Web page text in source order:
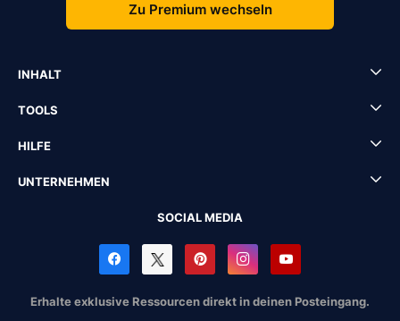
Zu Premium wechseln
INHALT
TOOLS
HILFE
UNTERNEHMEN
SOCIAL MEDIA
Erhalte exklusive Ressourcen direkt in deinen Posteingang.